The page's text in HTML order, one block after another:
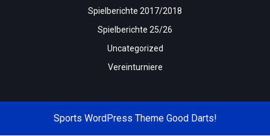
Spielberichte 2017/2018
Spielberichte 25/26
Uncategorized
Vereinturniere
Sports WordPress ThemeGood Darts!